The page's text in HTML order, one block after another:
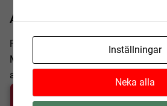
Avgifter
För framställning av samtliga
Mittskåne ut avgift. Avgiften baseras
av kommunfullmäktige.
Ansökan och E-tjänster
Inställningar
Neka alla